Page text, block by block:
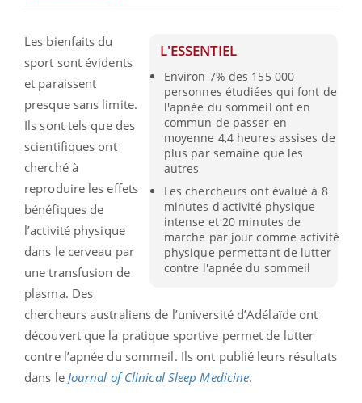
L'ESSENTIEL
Environ 7% des 155 000
personnes étudiées qui font de
l'apnée du sommeil ont en
commun de passer en
moyenne 4,4 heures assises de
plus par semaine que les
autres
Les chercheurs ont évalué à 8
minutes d'activité physique
intense et 20 minutes de
marche par jour comme activité
physique permettant de lutter
contre l'apnée du sommeil
Les bienfaits du
sport sont évidents
et paraissent
presque sans limite.
Ils sont tels que des
scientifiques ont
cherché à
reproduire les effets
bénéfiques de
l’activité physique
dans le cerveau par
une transfusion de
plasma. Des
chercheurs australiens de l’université d’Adélaïde ont
découvert que la pratique sportive permet de lutter
contre l’apnée du sommeil. Ils ont publié leurs résultats
dans le Journal of Clinical Sleep Medicine.